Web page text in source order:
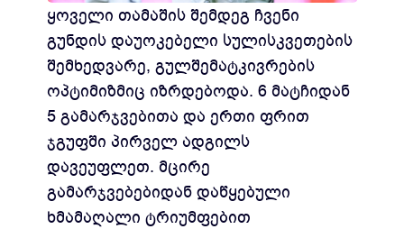
ყოველი თამაშის შემდეგ ჩვენი
გუნდის დაუოკებელი სულისკვეთების
შემხედვარე, გულშემატკივრების
ოპტიმიზმიც იზრდებოდა. 6 მატჩიდან
5 გამარჯვებითა და ერთი ფრით
ჯგუფში პირველ ადგილს
დავეუფლეთ. მცირე
გამარჯვებებიდან დაწყებული
ხმამაღალი ტრიუმფებით